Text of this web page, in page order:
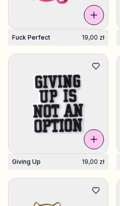
Fuck Perfect 19,00 zł
Giving Up 19,00 zł